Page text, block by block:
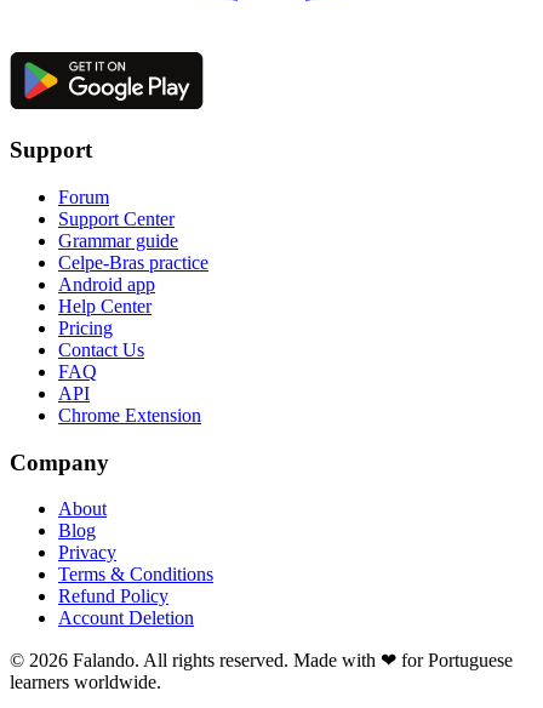
Support
Forum
Support Center
Grammar guide
Celpe-Bras practice
Android app
Help Center
Pricing
Contact Us
FAQ
API
Chrome Extension
Company
About
Blog
Privacy
Terms & Conditions
Refund Policy
Account Deletion
© 2026 Falando. All rights reserved. Made with ❤ for Portuguese
learners worldwide.